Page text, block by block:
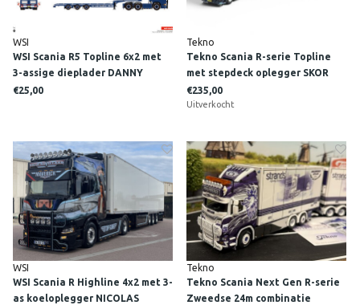
WSI
WSI Scania R5 Topline 6x2 met
3-assige dieplader DANNY
RASING
€25,00
Tekno
Tekno Scania R-serie Topline
met stepdeck oplegger SKOR
€235,00
Uitverkocht
WSI
WSI Scania R Highline 4x2 met 3-
as koeloplegger NICOLAS
Tekno
Tekno Scania Next Gen R-serie
Zweedse 24m combinatie